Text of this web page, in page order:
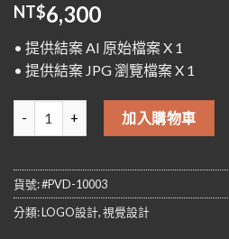
NT$6,300
• 提供結案 AI 原始檔案 X 1
• 提供結案 JPG 瀏覽檔案 X 1
LOGO設計(提案X3) 數量加入購物車
貨號:#PVD-10003
分類:LOGO設計,視覺設計